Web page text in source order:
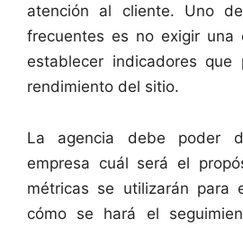
atención al cliente. Uno
frecuentes es no exigir una
establecer indicadores que
rendimiento del sitio.
La agencia debe poder
empresa cuál será el
métricas se utilizarán para
cómo se hará el